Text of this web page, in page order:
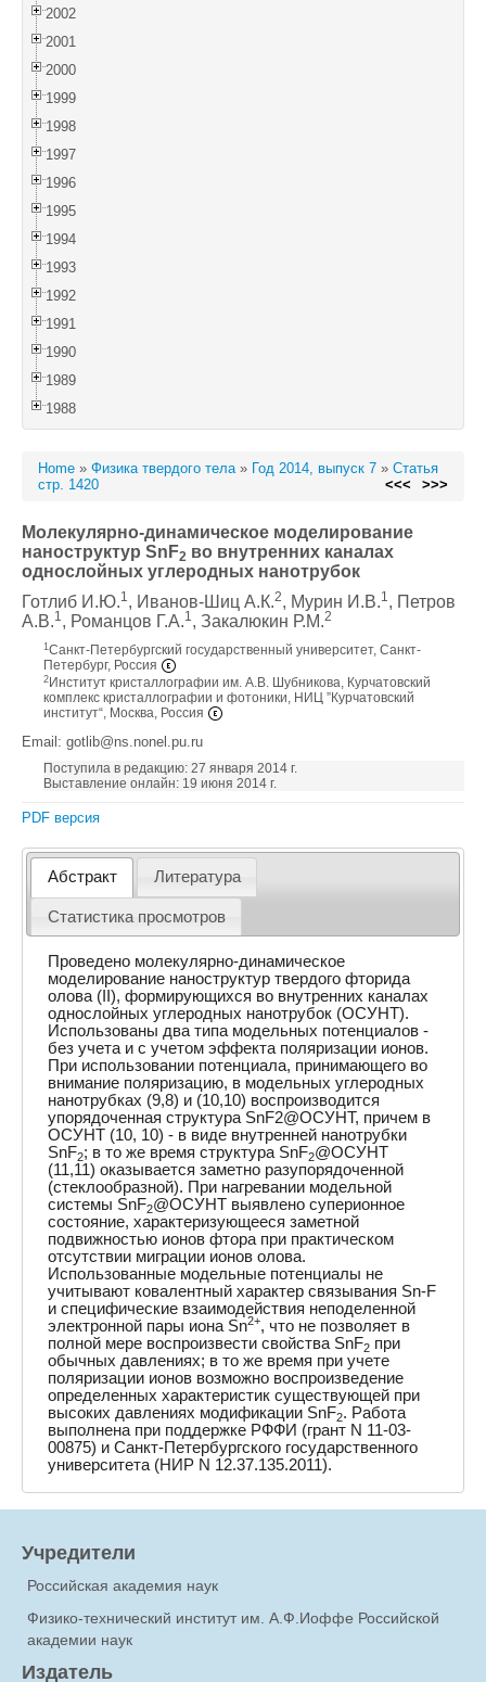
2002
2001
2000
1999
1998
1997
1996
1995
1994
1993
1992
1991
1990
1989
1988
Home » Физика твердого тела» Год 2014, выпуск 7 » Статья
стр. 1420
<<< >>>
Молекулярно-динамическое моделирование
наноструктур SnF2 во внутренних каналах
однослойных углеродных нанотрубок
Готлиб И.Ю.1, Иванов-Шиц А.К.2, Мурин И.В.1, Петров
А.В.1, Романцов Г.А.1, Закалюкин Р.М.2
1 Санкт-Петербургский государственный университет, Санкт-
Петербург, Россия
2 Институт кристаллографии им. А.В. Шубникова, Курчатовский
комплекс кристаллографии и фотоники, НИЦ ”Курчатовский
институт“, Москва, Россия
Email: gotlib@ns.nonel.pu.ru
Поступила в редакцию: 27 января 2014 г.
Выставление онлайн: 19 июня 2014 г.
PDF версия
Абстракт Литература
Статистика просмотров
Проведено молекулярно-динамическое
моделирование наноструктур твердого фторида
олова (II), формирующихся во внутренних каналах
однослойных углеродных нанотрубок (ОСУНТ).
Использованы два типа модельных потенциалов -
без учета и с учетом эффекта поляризации ионов.
При использовании потенциала, принимающего во
внимание поляризацию, в модельных углеродных
нанотрубках (9,8) и (10,10) воспроизводится
упорядоченная структура SnF2@ОСУНТ, причем в
ОСУНТ (10, 10) - в виде внутренней нанотрубки
SnF2; в то же время структура SnF2@ОСУНТ
(11,11) оказывается заметно разупорядоченной
(стеклообразной). При нагревании модельной
системы SnF2@ОСУНТ выявлено суперионное
состояние, характеризующееся заметной
подвижностью ионов фтора при практическом
отсутствии миграции ионов олова.
Использованные модельные потенциалы не
учитывают ковалентный характер связывания Sn-F
и специфические взаимодействия неподеленной
электронной пары иона Sn2+, что не позволяет в
полной мере воспроизвести свойства SnF2 при
обычных давлениях; в то же время при учете
поляризации ионов возможно воспроизведение
определенных характеристик существующей при
высоких давлениях модификации SnF2. Работа
выполнена при поддержке РФФИ (грант N 11-03-
00875) и Санкт-Петербургского государственного
университета (НИР N 12.37.135.2011).
Учредители
Российская академия наук
Физико-технический институт им. А.Ф.Иоффе Российской
академии наук
Издатель